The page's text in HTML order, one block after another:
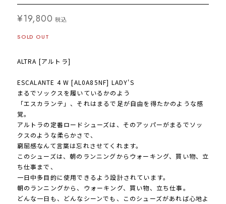
¥19,800 税込
SOLD OUT
ALTRA [アルトラ]
ESCALANTE 4 W [AL0A85NF] LADY'S
まるでソックスを履いているかのよう
「エスカランテ」、それはまるで足が自由を得たかのような感
覚。
アルトラの定番ロードシューズは、そのアッパーがまるでソッ
クスのような柔らかさで、
窮屈感なんて言葉は忘れさせてくれます。
このシューズは、朝のランニングからウォーキング、買い物、立
ち仕事まで、
一日中多目的に使用できるよう設計されています。
朝のランニングから、ウォーキング、買い物、立ち仕事。
どんな一日も、どんなシーンでも、このシューズがあれば心地よ